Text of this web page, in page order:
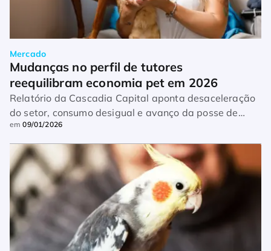
Mercado
Mudanças no perfil de tutores
reequilibram economia pet em 2026
Relatório da Cascadia Capital aponta desaceleração
do setor, consumo desigual e avanço da posse de
gatos nos EUA
em09/01/2026